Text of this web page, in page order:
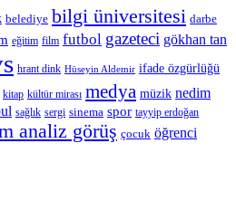
belediye bilgi üniversitesi darbe
eğitim film futbol gazeteci gökhan tan
hrant dink Hüseyin Aldemir ifade özgürlüğü
kitap kültür mirası medya müzik nedim
sağlık sergi sinema spor tayyip erdoğan
analiz görüş çocuk öğrenci